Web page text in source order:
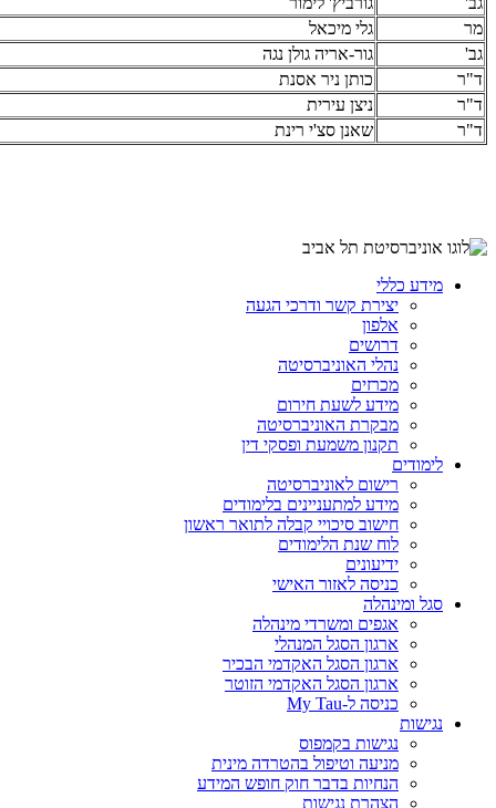
מר
גלי מיכאל
גב'
גור-אריה גולן נגה
ד"ר
כותן ניר אסנת
ד"ר
ניצן עירית
ד"ר
שאנן סצ'י רינת
מידע כללי
יצירת קשר ודרכי הגעה
אלפון
דרושים
נהלי האוניברסיטה
מכרזים
מידע לשעת חירום
מבקרת האוניברסיטה
תקנון משמעת ופסקי דין
לימודים
רישום לאוניברסיטה
מידע למתעניינים בלימודים
חישוב סיכויי קבלה לתואר ראשון
לוח שנת הלימודים
ידיעונים
כניסה לאזור האישי
סגל ומינהלה
אגפים ומשרדי מינהלה
ארגון הסגל המנהלי
ארגון הסגל האקדמי הבכיר
ארגון הסגל האקדמי הזוטר
כניסה ל-My Tau
נגישות
נגישות בקמפוס
מניעה וטיפול בהטרדה מינית
הנחיות בדבר חוק חופש המידע
הצהרת נגישות